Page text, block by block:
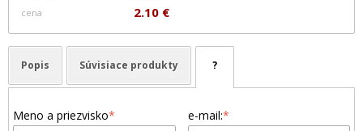
cena 2.10 €
Popis Súvisiace produkty ?
Meno a priezvisko* e-mail:*